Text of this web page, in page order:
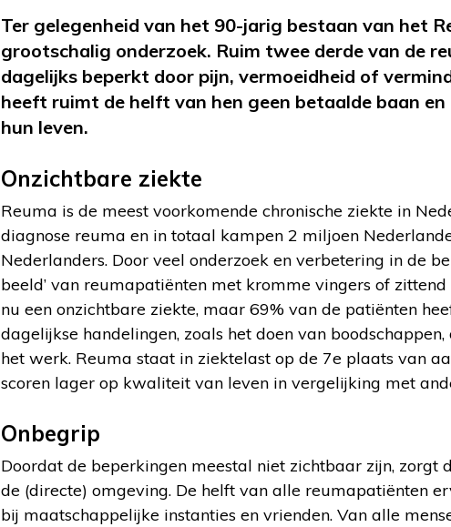
Ter gelegenheid van het 90-jarig bestaan van het
grootschalig onderzoek. Ruim twee derde van de
dagelijks beperkt door pijn, vermoeidheid of
heeft ruimt de helft van hen geen betaalde baan
hun leven.
Onzichtbare ziekte
Reuma is de meest voorkomende chronische ziekte in
diagnose reuma en in totaal kampen 2 miljoen
Nederlanders. Door veel onderzoek en verbetering in de
beeld’ van reumapatiënten met kromme vingers of
nu een onzichtbare ziekte, maar 69% van de patiënten
dagelijkse handelingen, zoals het doen van
het werk. Reuma staat in ziektelast op de 7e plaats van
scoren lager op kwaliteit van leven in vergelijking met
Onbegrip
Doordat de beperkingen meestal niet zichtbaar zijn,
de (directe) omgeving. De helft van alle reumapatiënten
bij maatschappelijke instanties en vrienden. Van alle